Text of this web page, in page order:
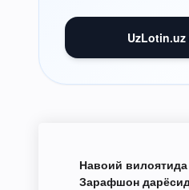
UzLotin.uz
Навоий
Зарафшон